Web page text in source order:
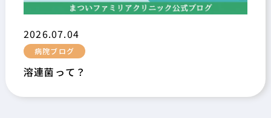
2026.07.04
病院ブログ
溶連菌って？